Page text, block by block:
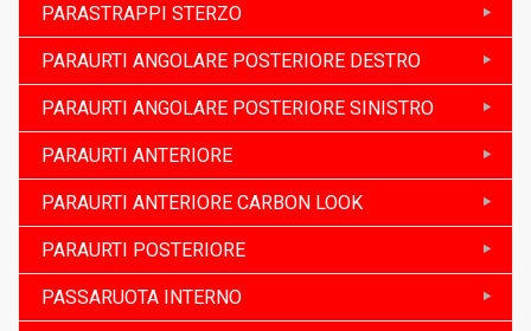
PARASTRAPPI STERZO
PARAURTI ANGOLARE POSTERIORE DESTRO
PARAURTI ANGOLARE POSTERIORE SINISTRO
PARAURTI ANTERIORE
PARAURTI ANTERIORE CARBON LOOK
PARAURTI POSTERIORE
PASSARUOTA INTERNO